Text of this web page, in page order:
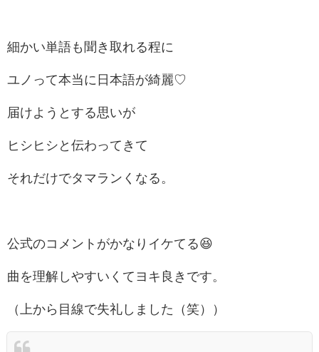
細かい単語も聞き取れる程に
ユノって本当に日本語が綺麗♡
届けようとする思いが
ヒシヒシと伝わってきて
それだけでタマランくなる。
公式のコメントがかなりイケてる😆
曲を理解しやすいくてヨキ良きです。
（上から目線で失礼しました（笑））